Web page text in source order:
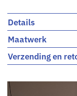
Details
Maatwerk
Verzending en